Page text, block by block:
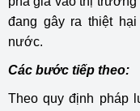
đang gây ra thiệt
nước.
Các bước tiếp theo:
Theo quy định pháp